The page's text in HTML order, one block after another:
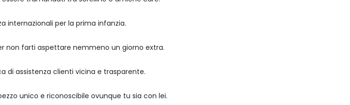
internazionali per la prima infanzia.
non farti aspettare nemmeno un giorno extra.
di assistenza clienti vicina e trasparente.
unico e riconoscibile ovunque tu sia con lei.